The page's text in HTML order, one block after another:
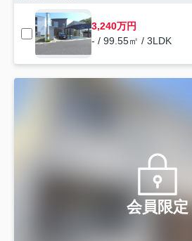
3,240万円
- / 99.55㎡ / 3LDK
会員限定